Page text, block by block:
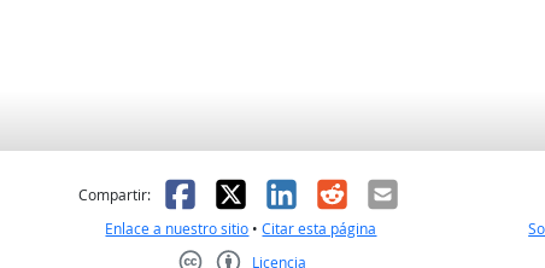
útilCompartir: Facebook
X LinkedIn
RedditCorreo
Enlace a nuestro sitio •Citar esta página
Licencia